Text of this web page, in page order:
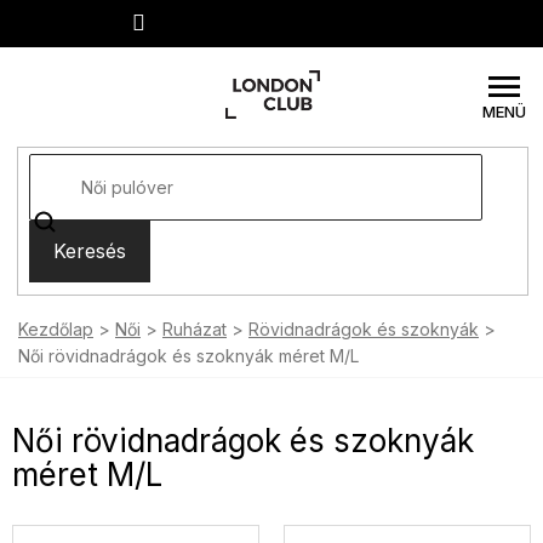
Keresés
Kezdőlap Női Ruházat
Rövidnadrágok és szoknyák
Női rövidnadrágok és szoknyák méret M/L
Női rövidnadrágok és szoknyák
méret M/L